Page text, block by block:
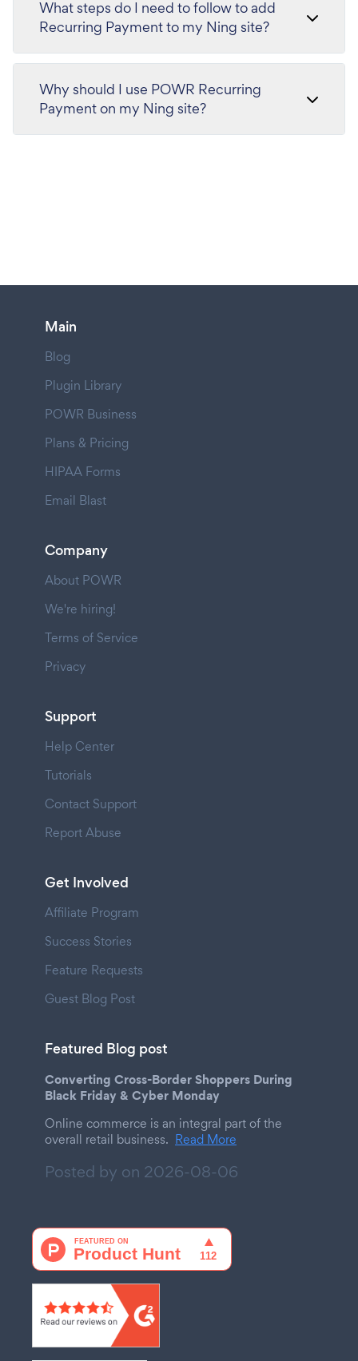
What steps do I need to follow to add
Recurring Payment to my Ning site?
Why should I use POWR Recurring
Payment on my Ning site?
Main
Blog
Plugin Library
POWR Business
Plans & Pricing
HIPAA Forms
Email Blast
Company
About POWR
We're hiring!
Terms of Service
Privacy
Support
Help Center
Tutorials
Contact Support
Report Abuse
Get Involved
Affiliate Program
Success Stories
Feature Requests
Guest Blog Post
Featured Blog post
Converting Cross-Border Shoppers During
Black Friday & Cyber Monday
Online commerce is an integral part of the
overall retail business. Read More
Posted by on 2026-08-06